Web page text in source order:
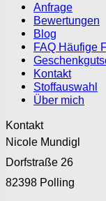
Anfrage
Bewertungen
Blog
FAQ Häufige
Kontakt
Stoffauswahl
Über mich
Kontakt
Nicole Mundigl
Dorfstraße 26
82398 Polling